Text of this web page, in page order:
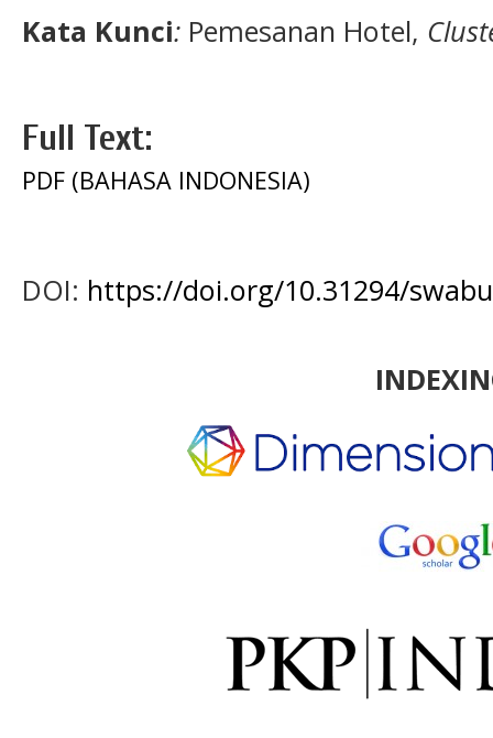
Kata Kunci: Pemesanan Hotel,
Full Text:
PDF (BAHASA INDONESIA)
DOI: https://doi.org/10.31294/